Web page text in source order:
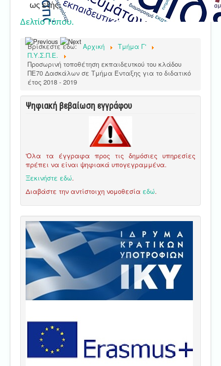
ως εξής:
Δελτίο Τύπου.
Βρίσκεστε εδώ: Αρχική
Τμήμα Γ'
Π.Υ.Σ.Π.Ε.
Προσωρινή τοποθέτηση εκπαιδευτκού του κλάδου
ΠΕ70 Δασκάλων σε Τμήμα Ένταξης για το διδατικό
έτος 2018 - 2019
Ψηφιακή βεβαίωση εγγράφου
'Ολα τα έγγραφα προς τις δημόσιες υπηρεσίες
πρέπει να είναι ψηφιακά υπογεγραμμένα.
Ξεκινήστε εδώ.
Διαβάστε την αντίστοιχη νομοθεσία εδώ.